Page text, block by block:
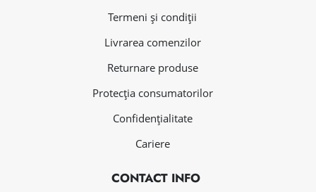
Termeni și condiții
Livrarea comenzilor
Returnare produse
Protecția consumatorilor
Confidențialitate
Cariere
CONTACT INFO